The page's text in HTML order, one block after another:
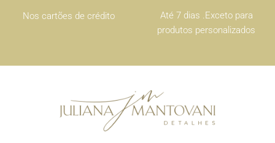
Nos cartões de crédito
Até 7 dias .Exceto para
produtos personalizados